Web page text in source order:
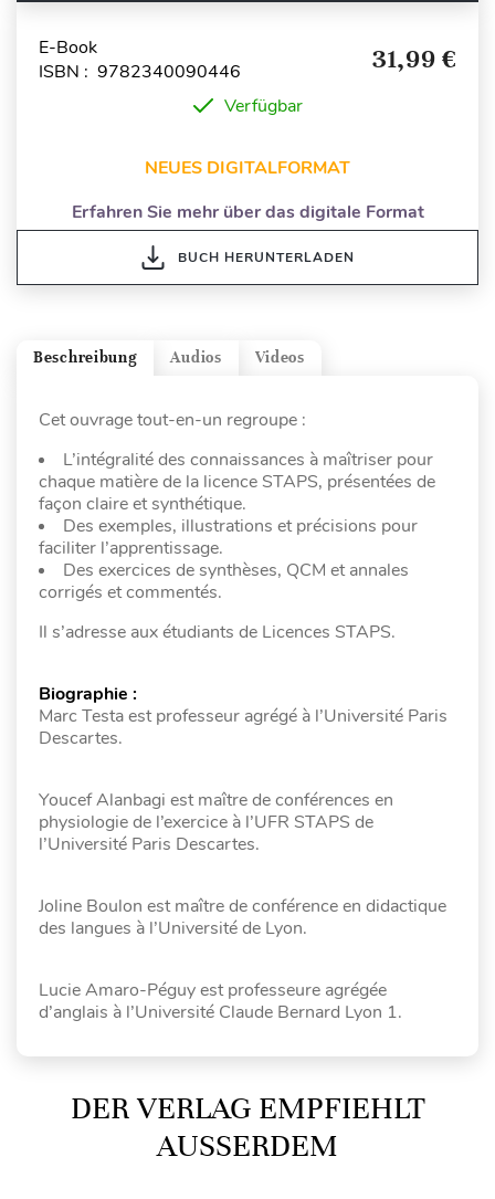
E-Book
ISBN : 9782340090446
31,99 €
Verfügbar
NEUES DIGITALFORMAT
Erfahren Sie mehr über das digitale Format
BUCH HERUNTERLADEN
Videos
Audios
Beschreibung
Cet ouvrage tout-en-un regroupe :
L’intégralité des connaissances à maîtriser pour
chaque matière de la licence STAPS, présentées de
façon claire et synthétique.
Des exemples, illustrations et précisions pour
faciliter l’apprentissage.
Des exercices de synthèses, QCM et annales
corrigés et commentés.
Il s’adresse aux étudiants de Licences STAPS.
Biographie :
Marc Testa est professeur agrégé à l’Université Paris
Descartes.
Youcef Alanbagi est maître de conférences en
physiologie de l’exercice à l’UFR STAPS de
l’Université Paris Descartes.
Joline Boulon est maître de conférence en didactique
des langues à l’Université de Lyon.
Lucie Amaro-Péguy est professeure agrégée
d’anglais à l’Université Claude Bernard Lyon 1.
DER VERLAG EMPFIEHLT
AUSSERDEM